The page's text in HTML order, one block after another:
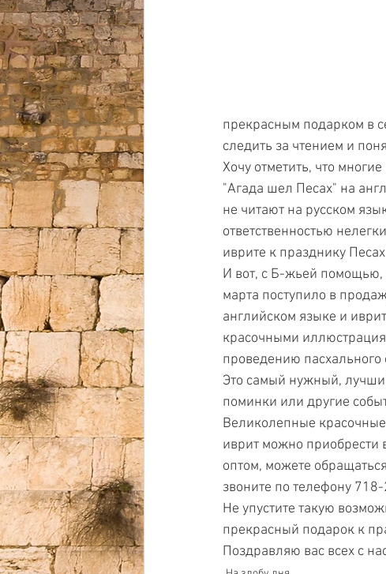
прекрасным подарком в
следить за чтением и
Хочу отметить, что
"Агада шел Песах" на
не читают на русском
ответственностью
иврите к празднику
И вот, с Б-жьей помощью,
марта поступило в
английском языке и
красочными
проведению
Это самый нужный,
поминки или другие
Великолепные
иврит можно приобрести
оптом, можете
звоните по телефону
Не упустите такую
прекрасный подарок к
Поздравляю вас всех с